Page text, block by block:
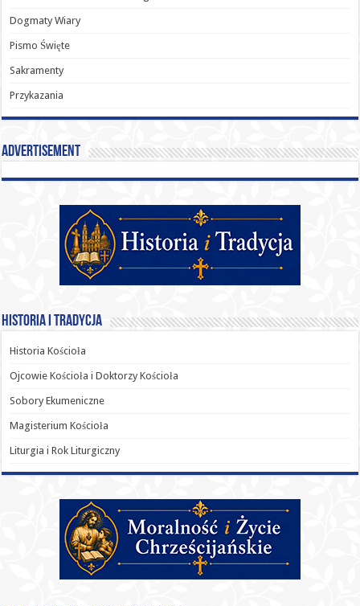
Dogmaty Wiary
Pismo Święte
Sakramenty
Przykazania
Advertisement
Historia i Tradycja
Historia Kościoła
Ojcowie Kościoła i Doktorzy Kościoła
Sobory Ekumeniczne
Magisterium Kościoła
Liturgia i Rok Liturgiczny